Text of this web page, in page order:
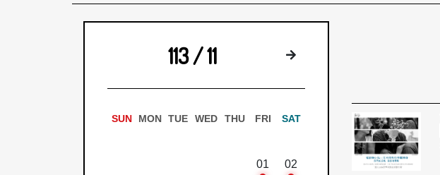
113 / 11 下個月
SUN MON TUE WED THU FRI SAT
01 02